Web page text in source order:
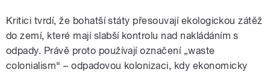
Kritici tvrdí, že bohatší státy přesouvají ekologickou zátěž
do zemí, které mají slabší kontrolu nad nakládáním s
odpady. Právě proto používají označení „waste
colonialism“ – odpadovou kolonizaci, kdy ekonomicky